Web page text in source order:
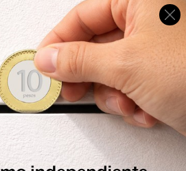
46.2% en presas durante marzo y
genera sequía en
actuales de sequía,
mayo el área del país más
de esta condición se redujo de
excepcional y extrema en
Sonora, así como en el noroeste